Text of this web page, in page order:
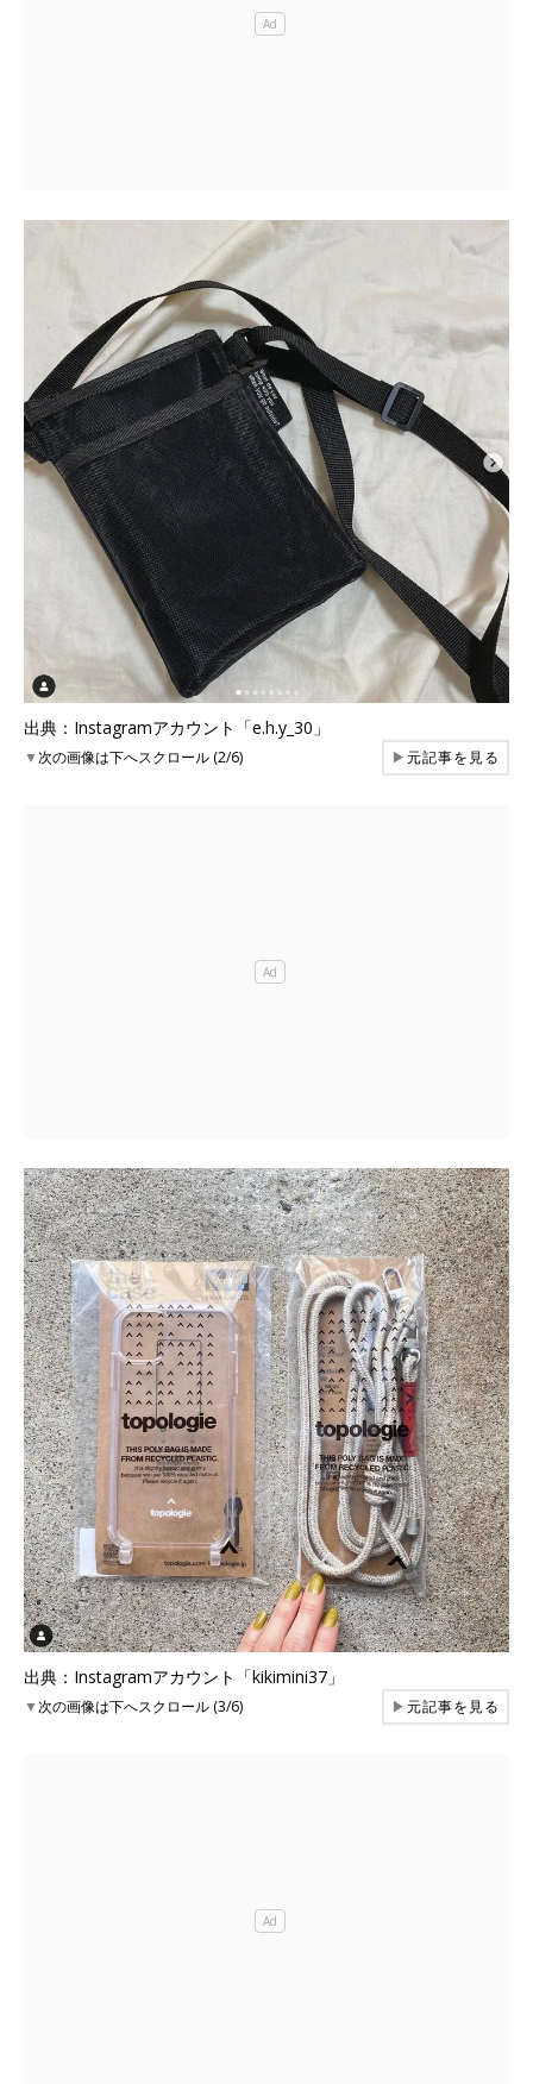
出典：Instagramアカウント「e.h.y_30」
▼次の画像は下へスクロール (2/6) ▶元記事を見る
出典：Instagramアカウント「kikimini37」
▼次の画像は下へスクロール (3/6) ▶元記事を見る